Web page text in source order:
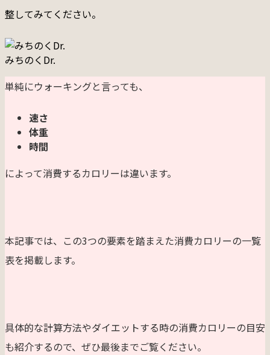
整してみてください。
みちのくDr.
単純にウォーキングと言っても、
速さ
体重
時間
によって消費するカロリーは違います。
本記事では、この3つの要素を踏まえた消費カロリーの一覧
表を掲載します。
具体的な計算方法やダイエットする時の消費カロリーの目安
も紹介するので、ぜひ最後までご覧ください。